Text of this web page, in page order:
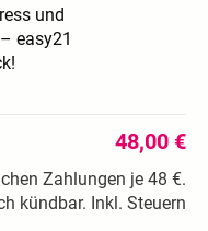
und
easy21
48,00 €
Zahlungen je 48 €.
kündbar. Inkl. Steuern